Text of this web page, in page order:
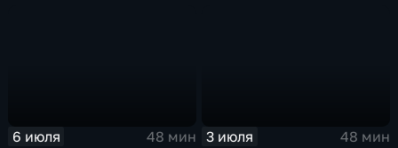
6 июля
48 мин
3 июля
48 мин